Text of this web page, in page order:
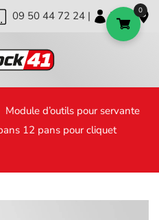
09 50 44 72 24 | | |
Module d’outils pour servante
12 pans pour cliquet
0